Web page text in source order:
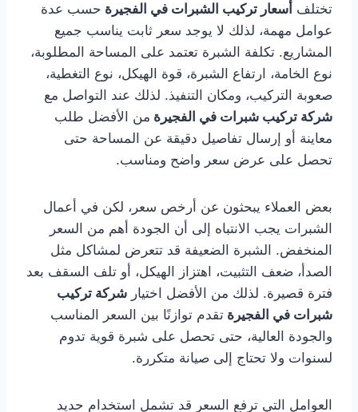
تختلف أسعار تركيب الشبرات في الفجيرة حسب عدة
عوامل مهمة، لذلك لا يوجد سعر ثابت يناسب جميع
المشاريع. تكلفة الشبرة تعتمد على المساحة المطلوبة،
نوع الخامة، ارتفاع الشبرة، قوة الهيكل، نوع التغطية،
صعوبة التركيب، ومكان التنفيذ. لذلك عند التواصل مع
شركة تركيب شبرات في الفجيرة من الأفضل طلب
معاينة أو إرسال تفاصيل دقيقة عن المساحة حتى
تحصل على عرض سعر واضح ومناسب.
بعض العملاء يبحثون عن أرخص سعر، لكن في أعمال
الشبرات يجب الانتباه إلى أن الجودة أهم من السعر
المنخفض. الشبرة الضعيفة قد تتعرض لمشاكل مثل
الصدأ، ضعف التثبيت، اهتزاز الهيكل، أو تلف السقف بعد
فترة قصيرة. لذلك من الأفضل اختيار شركة تركيب
شبرات في الفجيرة تقدم توازنًا بين السعر المناسب
والجودة العالية، حتى تحصل على شبرة قوية تدوم
لسنوات ولا تحتاج إلى صيانة متكررة.
العوامل التي ترفع السعر قد تشمل استخدام حديد